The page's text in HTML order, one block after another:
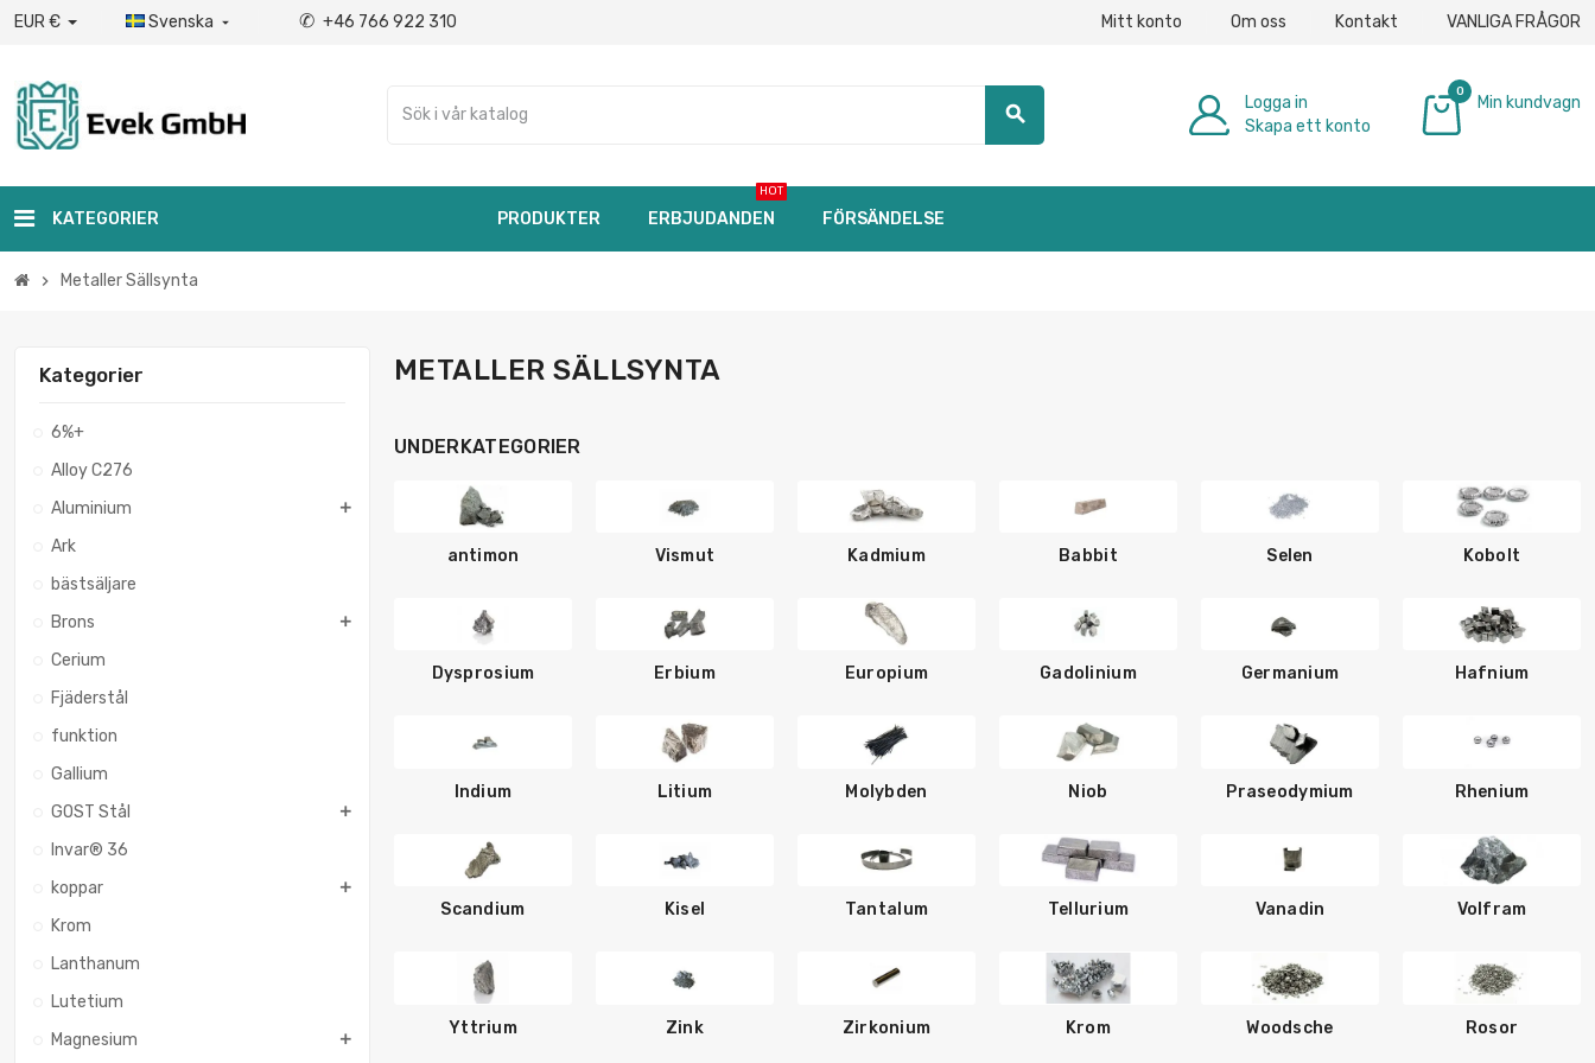
EUR € Svenska  ✆ +46 766 922 310 Mitt konto Om oss Kontakt VANLIGA FRÅGOR
search
Logga in
Skapa ett konto
0
Min kundvagn
KATEGORIER PRODUKTER ERBJUDANDEN
HOT
FÖRSÄNDELSE
chevron_right Metaller Sällsynta
Kategorier
6%+
Alloy C276
Aluminium
Ark
bästsäljare
Brons
Cerium
Fjäderstål
funktion
Gallium
GOST Stål
Invar® 36
koppar
Krom
Lanthanum
Lutetium
Magnesium
METALLER SÄLLSYNTA
UNDERKATEGORIER
antimon Vismut Kadmium Babbit Selen Kobolt
Dysprosium Erbium Europium Gadolinium Germanium Hafnium
Indium Litium Molybden Niob Praseodymium Rhenium
Scandium Kisel Tantalum Tellurium Vanadin Volfram
Yttrium Zink Zirkonium Krom Woodsche Rosor